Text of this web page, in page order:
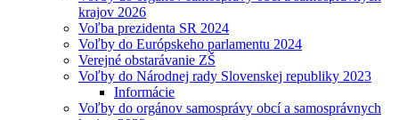
krajov 2026
Voľba prezidenta SR 2024
Voľby do Európskeho parlamentu 2024
Verejné obstarávanie ZŠ
Voľby do Národnej rady Slovenskej republiky 2023
Informácie
Voľby do orgánov samosprávy obcí a samosprávnych